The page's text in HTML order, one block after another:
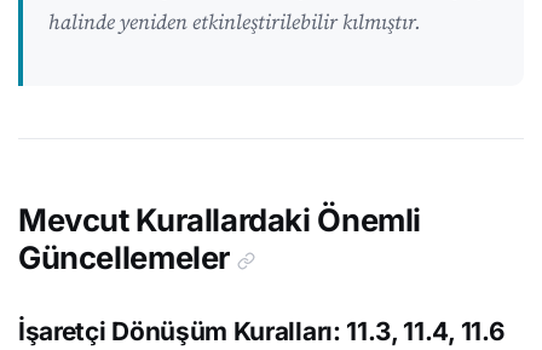
halinde yeniden etkinleştirilebilir kılmıştır.
Mevcut Kurallardaki Önemli
Güncellemeler
İşaretçi Dönüşüm Kuralları: 11.3, 11.4, 11.6